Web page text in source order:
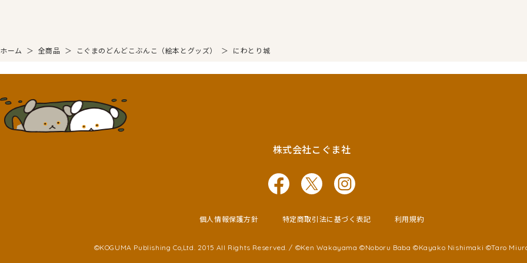
ホーム ＞ 全商品 ＞ こぐまのどんどこぶんこ（絵本とグッズ） ＞ にわとり城
株式会社こぐま社
個人情報保護方針 特定商取引法に基づく表記 利用規約
©KOGUMA Publishing Co,Ltd. 2015 All Rights Reserved. / ©Ken Wakayama ©Noboru Baba ©Kayako Nishimaki ©Taro